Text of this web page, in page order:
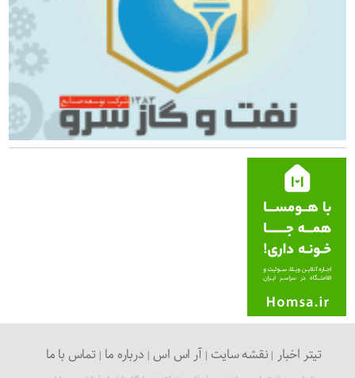
تیتر اخبار نقشه سایت آر اس اس درباره ما تماس با ما